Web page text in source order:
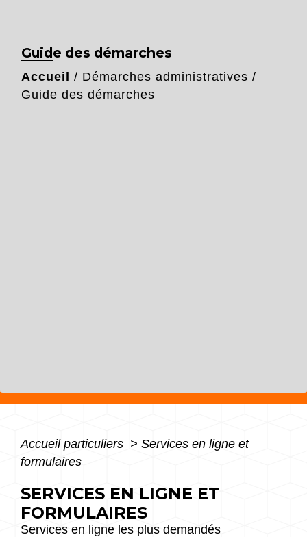
Guide des démarches
Accueil / Démarches administratives /
Guide des démarches
Accueil particuliers > Services en ligne et
formulaires
SERVICES EN LIGNE ET
FORMULAIRES
Services en ligne les plus demandés